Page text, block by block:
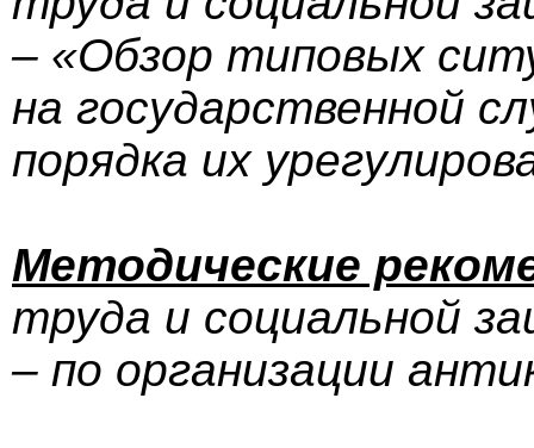
– «Обзор типовых
на государственной
порядка их
Методические
труда и социальной
– по организации